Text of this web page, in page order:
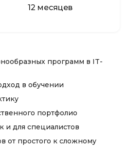
12 месяцев
программ в IT-
в обучении
портфолио
и для специалистов
от простого к сложному